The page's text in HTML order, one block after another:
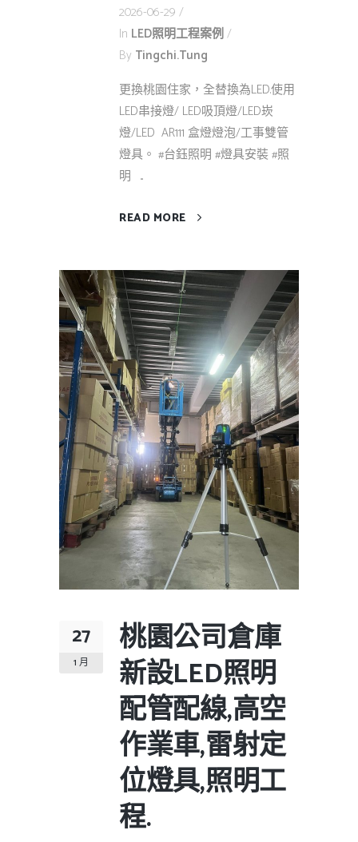
2026-06-29
In LED照明工程案例
By Tingchi.tung
更換桃園住家，全替換為LED.使用
LED串接燈/ LED吸頂燈/LED崁
燈/LED AR111 盒燈燈泡/工事雙管
燈具。 #台鈺照明 #燈具安裝 #照
明 ...
READ MORE
27
1 月
桃園公司倉庫
新設LED照明
配管配線,高空
作業車,雷射定
位燈具,照明工
程.